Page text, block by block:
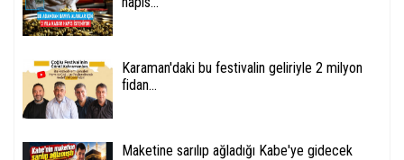
Karaman'daki bu festivalin geliriyle 2 milyon
fidan...
Maketine sarılıp ağladığı Kabe'ye gidecek